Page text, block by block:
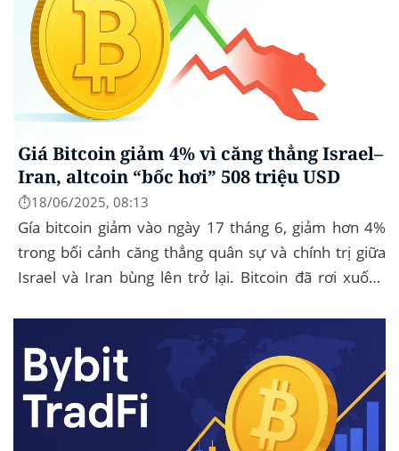
Giá Bitcoin giảm 4% vì căng thẳng Israel–
Iran, altcoin “bốc hơi” 508 triệu USD
⏱️18/06/2025, 08:13
Gía bitcoin giảm vào ngày 17 tháng 6, giảm hơn 4%
trong bối cảnh căng thẳng quân sự và chính trị giữa
Israel và Iran bùng lên trở lại. Bitcoin đã rơi xuống